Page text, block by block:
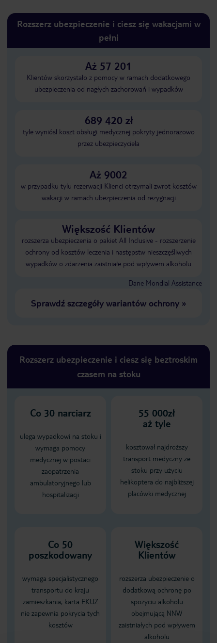
Rozszerz ubezpieczenie i ciesz się wakacjami w
pełni
Aż 57 201
Klientów skorzystało z pomocy w ramach dodatkowego
ubezpieczenia od nagłych zachorowań i wypadków
689 420 zł
tyle wyniósł koszt obsługi medycznej pokryty jednorazowo
przez ubezpieczyciela
Aż 9002
w przypadku tylu rezerwacji Klienci otrzymali zwrot kosztów
wakacji w ramach ubezpieczenia od rezygnacji
Większość Klientów
rozszerza ubezpieczenia o pakiet All Inclusive - rozszerzenie
ochrony od kosztów leczenia i następstw nieszczęśliwych
wypadków o zdarzenia zaistniałe pod wpływem alkoholu
Dane Mondial Assistance
Sprawdź szczegóły wariantów ochrony»
Rozszerz ubezpieczenie i ciesz się beztroskim
czasem na stoku
Co 30 narciarz
ulega wypadkowi na stoku i
wymaga pomocy
medycznej w postaci
zaopatrzenia
ambulatoryjnego lub
hospitalizacji
55 000zł
aż tyle
kosztował najdroższy
transport medyczny ze
stoku przy użyciu
helikoptera do najbliższej
placówki medycznej
Co 50
poszkodowany
wymaga specjalistycznego
transportu do kraju
zamieszkania, karta EKUZ
nie zapewnia pokrycia tych
kosztów
Większość
Klientów
rozszerza ubezpieczenie o
dodatkową ochronę po
spożyciu alkoholu
obejmującą NNW
zaistniałych pod wpływem
alkoholu